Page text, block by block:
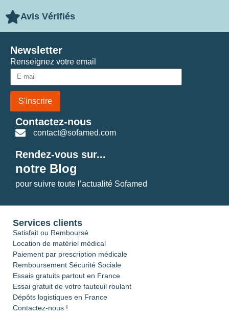
Avis Vérifiés
Renseignez votre email
S'inscrire
Newsletter
Contactez-nous
contact@sofamed.com
Rendez-vous sur...
notre Blog
pour suivre toute l’actualité Sofamed
Services clients
Satisfait ou Remboursé
Location de matériel médical
Paiement par prescription médicale
Remboursement Sécurité Sociale
Essais gratuits partout en France
Essai gratuit de votre fauteuil roulant
Dépôts logistiques en France
Contactez-nous !